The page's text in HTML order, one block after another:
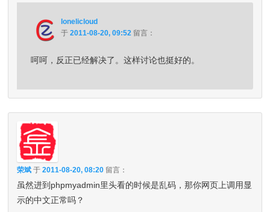
lonelicloud
于2011-08-20, 09:52 留言：
呵呵，反正已经解决了。这样讨论也挺好的。
荣斌 于2011-08-20, 08:20 留言：
虽然进到phpmyadmin里头看的时候是乱码，那你网页上调用显
示的中文正常吗？